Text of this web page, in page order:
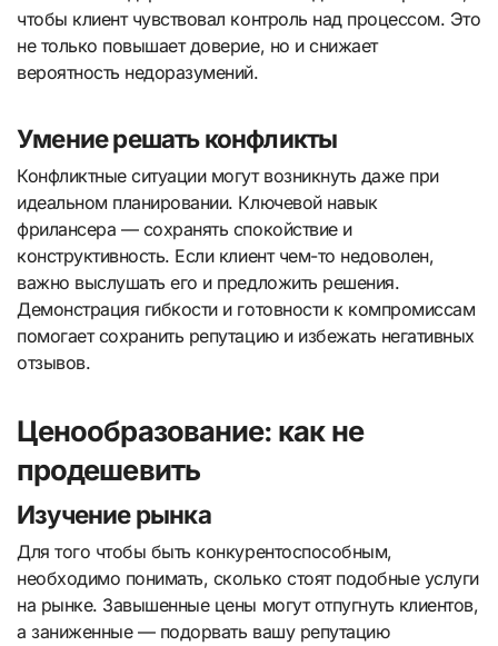
чтобы клиент чувствовал контроль над процессом. Это
не только повышает доверие, но и снижает
вероятность недоразумений.
Умение решать конфликты
Конфликтные ситуации могут возникнуть даже при
идеальном планировании. Ключевой навык
фрилансера — сохранять спокойствие и
конструктивность. Если клиент чем-то недоволен,
важно выслушать его и предложить решения.
Демонстрация гибкости и готовности к компромиссам
помогает сохранить репутацию и избежать негативных
отзывов.
Ценообразование: как не
продешевить
Изучение рынка
Для того чтобы быть конкурентоспособным,
необходимо понимать, сколько стоят подобные услуги
на рынке. Завышенные цены могут отпугнуть клиентов,
а заниженные — подорвать вашу репутацию